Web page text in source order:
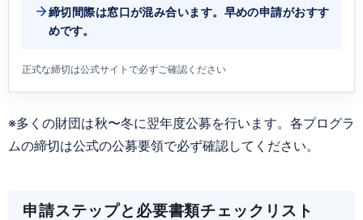
締切間際は窓口が混み合います。早めの申請がおすす
めです。
正式な締切は公式サイトで必ずご確認ください
※多くの財団は秋〜冬に翌年度公募を行います。各プログラ
ムの締切は公式の公募要領で必ず確認してください。
申請ステップと必要書類チェックリスト